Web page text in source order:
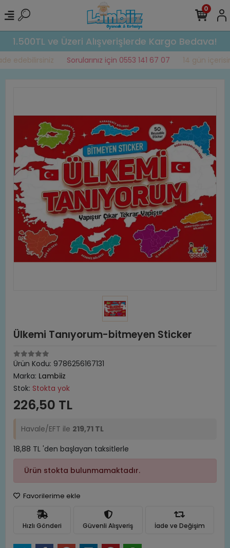
1.500TL ve Üzeri Alışverişlerde Kargo Bedava!
edebilirsiniz Sorularınız için 0553 141 67 07 14 gün
0
Ülkemi Tanıyorum-bitmeyen Sticker
Ürün Kodu: 9786256167131
Marka: Lambiiz
Stok: Stokta yok
226,50 TL
Havale/EFT ile 219,71 TL
18,88 TL 'den başlayan taksitlerle
Ürün stokta bulunmamaktadır.
Favorilerime ekle
Hızlı Gönderi Güvenli Alışveriş İade ve Değişim